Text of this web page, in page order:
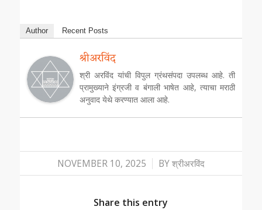
Author Recent Posts
श्रीअरविंद
श्री अरविंद यांची विपुल ग्रंथसंपदा उपलब्ध आहे. ती
प्रामुख्याने इंग्रजी व बंगाली भाषेत आहे, त्याचा मराठी
अनुवाद येथे करण्यात आला आहे.
NOVEMBER 10, 2025
/ BYश्रीअरविंद
Share this entry